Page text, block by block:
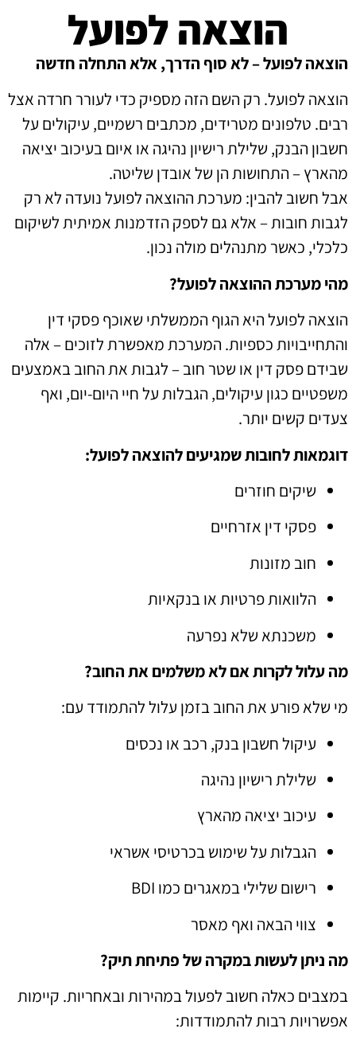
הוצאה לפועל
הוצאה לפועל – לא סוף הדרך, אלא התחלה חדשה
הוצאה לפועל. רק השם הזה מספיק כדי לעורר חרדה אצל
רבים. טלפונים מטרידים, מכתבים רשמיים, עיקולים על
חשבון הבנק, שלילת רישיון נהיגה או איום בעיכוב יציאה
מהארץ – התחושות הן של אובדן שליטה.
אבל חשוב להבין: מערכת ההוצאה לפועל נועדה לא רק
לגבות חובות – אלא גם לספק הזדמנות אמיתית לשיקום
כלכלי, כאשר מתנהלים מולה נכון.
מהי מערכת ההוצאה לפועל?
הוצאה לפועל היא הגוף הממשלתי שאוכף פסקי דין
והתחייבויות כספיות. המערכת מאפשרת לזוכים – אלה
שבידם פסק דין או שטר חוב – לגבות את החוב באמצעים
משפטיים כגון עיקולים, הגבלות על חיי היום-יום, ואף
צעדים קשים יותר.
דוגמאות לחובות שמגיעים להוצאה לפועל:
שיקים חוזרים
פסקי דין אזרחיים
חוב מזונות
הלוואות פרטיות או בנקאיות
משכנתא שלא נפרעה
מה עלול לקרות אם לא משלמים את החוב?
מי שלא פורע את החוב בזמן עלול להתמודד עם:
עיקול חשבון בנק, רכב או נכסים
שלילת רישיון נהיגה
עיכוב יציאה מהארץ
הגבלות על שימוש בכרטיסי אשראי
רישום שלילי במאגרים כמו BDI
צווי הבאה ואף מאסר
מה ניתן לעשות במקרה של פתיחת תיק?
במצבים כאלה חשוב לפעול במהירות ובאחריות. קיימות
אפשרויות רבות להתמודדות: